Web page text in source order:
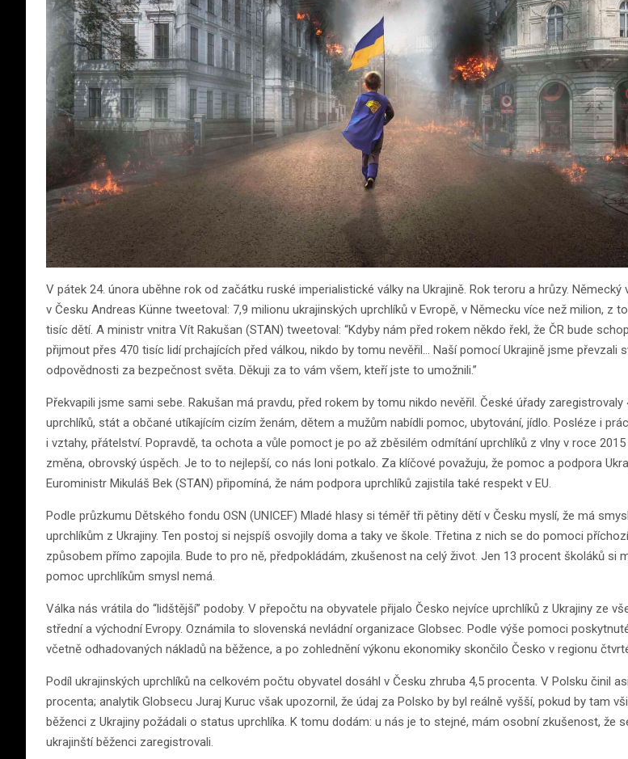
V pátek 24. února uběhne rok od začátku ruské imperialistické války na Ukrajině. Rok teroru a hrůzy. Německý
v Česku Andreas Künne tweetoval: 7,9 milionu ukrajinských uprchlíků v Evropě, v Německu více než milion, z
tisíc dětí. A ministr vnitra Vít Rakušan (STAN) tweetoval: “Kdyby nám před rokem někdo řekl, že ČR bude
přijmout přes 470 tisíc lidí prchajících před válkou, nikdo by tomu nevěřil… Naší pomocí Ukrajině jsme převzali
odpovědnosti za bezpečnost světa. Děkuji za to vám všem, kteří jste to umožnili.”
Překvapili jsme sami sebe. Rakušan má pravdu, před rokem by tomu nikdo nevěřil. České úřady zaregistrovaly
uprchlíků, stát a občané utíkajícím cizím ženám, dětem a mužům nabídli pomoc, ubytování, jídlo. Posléze i
i vztahy, přátelství. Popravdě, ta ochota a vůle pomoct je po až zběsilém odmítání uprchlíků z vlny v roce
změna, obrovský úspěch. Je to to nejlepší, co nás loni potkalo. Za klíčové považuju, že pomoc a podpora
Euroministr Mikuláš Bek (STAN) připomíná, že nám podpora uprchlíků zajistila také respekt v EU.
Podle průzkumu Dětského fondu OSN (UNICEF) Mladé hlasy si téměř tři pětiny dětí v Česku myslí, že má
uprchlíkům z Ukrajiny. Ten postoj si nejspíš osvojily doma a taky ve škole. Třetina z nich se do pomoci
způsobem přímo zapojila. Bude to pro ně, předpokládám, zkušenost na celý život. Jen 13 procent školáků si
pomoc uprchlíkům smysl nemá.
Válka nás vrátila do “lidštější” podoby. V přepočtu na obyvatele přijalo Česko nejvíce uprchlíků z Ukrajiny ze
střední a východní Evropy. Oznámila to slovenská nevládní organizace Globsec. Podle výše pomoci
včetně odhadovaných nákladů na běžence, a po zohlednění výkonu ekonomiky skončilo Česko v regionu
Podíl ukrajinských uprchlíků na celkovém počtu obyvatel dosáhl v Česku zhruba 4,5 procenta. V Polsku činil
procenta; analytik Globsecu Juraj Kuruc však upozornil, že údaj za Polsko by byl reálně vyšší, pokud by tam
běženci z Ukrajiny požádali o status uprchlíka. K tomu dodám: u nás je to stejné, mám osobní zkušenost, že
ukrajinští běženci zaregistrovali.